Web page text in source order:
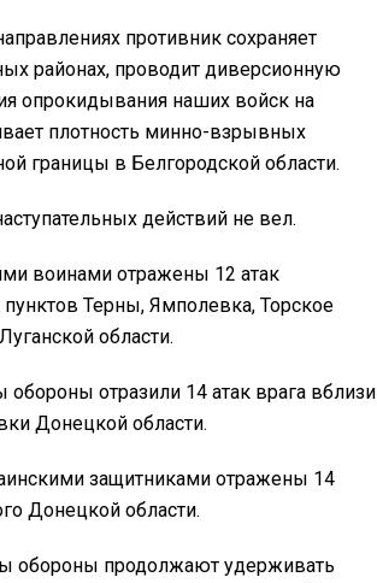
противник сохраняет
районах, проводит диверсионную
опрокидывания наших войск на
плотность минно-взрывных
границы в Белгородской области.
действий не вел.
воинами отражены 12 атак
Терны, Ямполевка, Торское
области.
обороны отразили 14 атак врага вблизи
Донецкой области.
защитниками отражены 14
Донецкой области.
обороны продолжают удерживать